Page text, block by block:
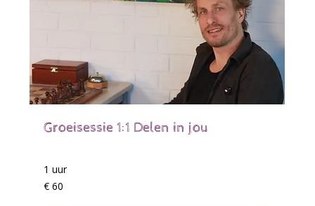
Groeisessie 1:1 Delen in jou
1 uur
60
euro
€ 60